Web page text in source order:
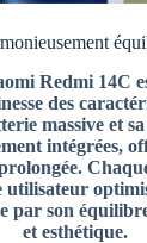
Redmi 14C
des
massive et
intégrées,
par son
et esthétique.